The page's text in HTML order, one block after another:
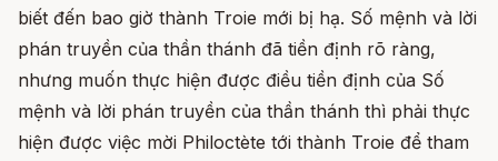
biết đến bao giờ thành Troie mới bị hạ. Số mệnh và lời
phán truyền của thần thánh đã tiền định rõ ràng,
nhưng muốn thực hiện được điều tiền định của Số
mệnh và lời phán truyền của thần thánh thì phải thực
hiện được việc mời Philoctète tới thành Troie để tham